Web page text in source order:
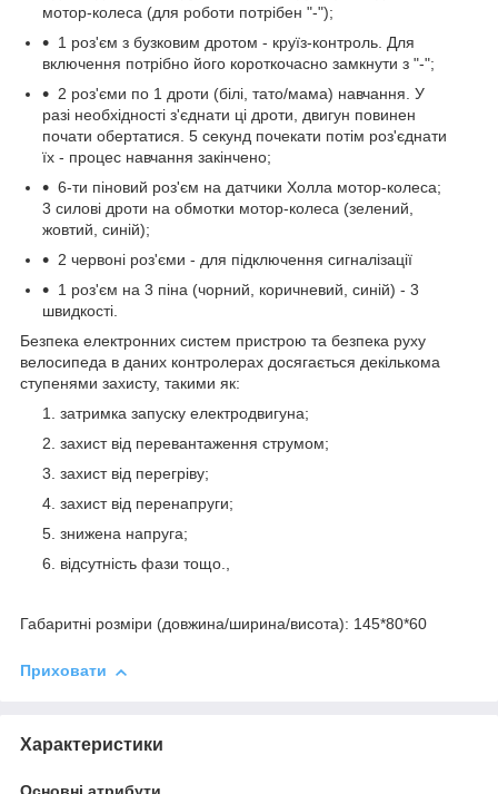
мотор-колеса (для роботи потрібен "-");
1 роз'єм з бузковим дротом - круїз-контроль. Для
включення потрібно його короткочасно замкнути з "-";
2 роз'єми по 1 дроти (білі, тато/мама) навчання. У
разі необхідності з'єднати ці дроти, двигун повинен
почати обертатися. 5 секунд почекати потім роз'єднати
їх - процес навчання закінчено;
6-ти піновий роз'єм на датчики Холла мотор-колеса;
3 силові дроти на обмотки мотор-колеса (зелений,
жовтий, синій);
2 червоні роз'єми - для підключення сигналізації
1 роз'єм на 3 піна (чорний, коричневий, синій) - 3
швидкості.
Безпека електронних систем пристрою та безпека руху
велосипеда в даних контролерах досягається декількома
ступенями захисту, такими як:
затримка запуску електродвигуна;
захист від перевантаження струмом;
захист від перегріву;
захист від перенапруги;
знижена напруга;
відсутність фази тощо.,
Габаритні розміри (довжина/ширина/висота): 145*80*60
Приховати
Характеристики
Основні атрибути